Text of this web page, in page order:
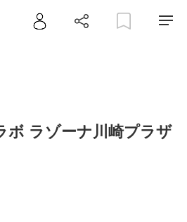
ボ ラゾーナ川崎プラザ